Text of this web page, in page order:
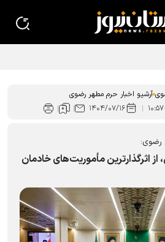
آرشیو اخبار حرم مطهر رضوی
۱۰:۵۷ ۱۴۰۴/۰۷/۱۶
رضوی:
اثرگذارترین مأموریت‌های خادمان